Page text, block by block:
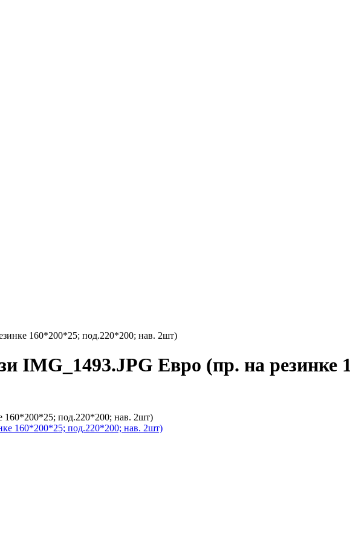
160*200*25; под.220*200; нав. 2шт)
IMG_1493.JPG Евро (пр. на резинке
160*200*25; под.220*200; нав. 2шт)